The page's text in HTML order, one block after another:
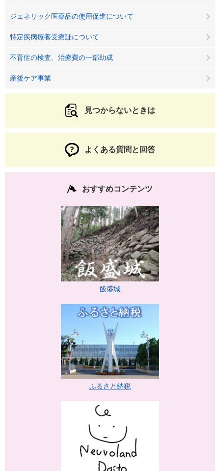
ジェネリック医薬品の使用促進について
特定疾病療養受療証について
不育症の検査、治療費の一部助成
産後ケア事業
見つからないときは
よくある質問と回答
おすすめコンテンツ
飯盛城
ふるさと納税